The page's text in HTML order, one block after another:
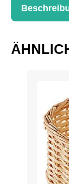
Dimensions :